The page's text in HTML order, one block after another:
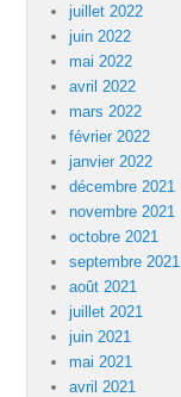
juillet 2022
juin 2022
mai 2022
avril 2022
mars 2022
février 2022
janvier 2022
décembre 2021
novembre 2021
octobre 2021
septembre 2021
août 2021
juillet 2021
juin 2021
mai 2021
avril 2021